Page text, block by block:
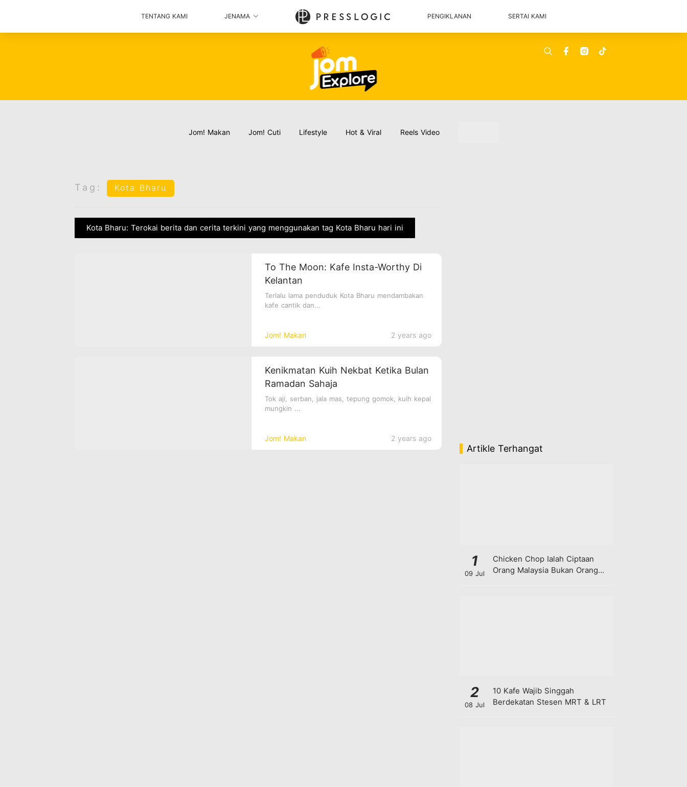
TENTANG KAMI JENAMA PENGIKLANAN SERTAI KAMI
Jom! Makan Jom! Cuti Lifestyle Hot & Viral Reels Video
Tag: Kota Bharu
Kota Bharu: Terokai berita dan cerita terkini yang menggunakan tag Kota Bharu hari ini
Jom! Makan 2 years ago
To The Moon: Kafe Insta-Worthy Di
Kelantan
Terlalu lama penduduk Kota Bharu mendambakan
kafe cantik dan...
Jom! Makan 2 years ago
Kenikmatan Kuih Nekbat Ketika Bulan
Ramadan Sahaja
Tok aji, serban, jala mas, tepung gomok, kuih kepal
mungkin ...
Artikle Terhangat
1
09 Jul
Chicken Chop Ialah Ciptaan
Orang Malaysia Bukan Orang
2
08 Jul
10 Kafe Wajib Singgah
Berdekatan Stesen MRT & LRT